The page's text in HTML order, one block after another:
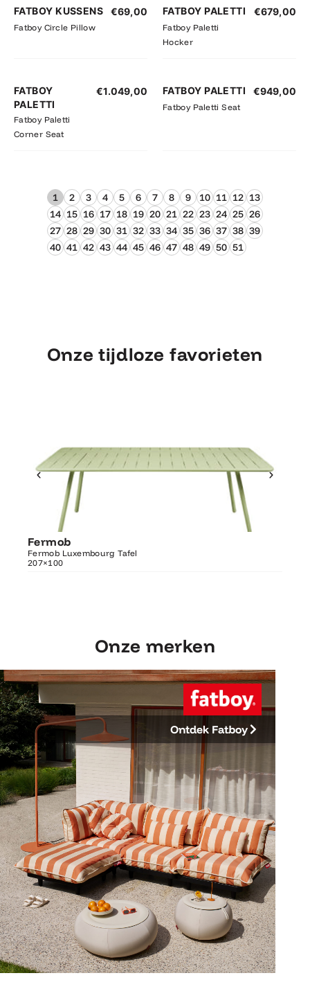
FATBOY KUSSENS
Fatboy Circle Pillow
€69,00 FATBOY PALETTI
Fatboy Paletti
Hocker
€679,00
FATBOY
PALETTI
Fatboy Paletti
Corner Seat
€1.049,00 FATBOY PALETTI
Fatboy Paletti Seat
€949,00
1 2 3 4 5 6 7 8 9 10 11 12 13
14 15 16 17 18 19 20 21 22 23 24 25 26
27 28 29 30 31 32 33 34 35 36 37 38 39
40 41 42 43 44 45 46 47 48 49 50 51
Onze tijdloze favorieten
Fermob
Fermob Luxembourg Tafel
207×100Luxembourg Tafel 207×100
Onze merken
Ontdek Fatboy